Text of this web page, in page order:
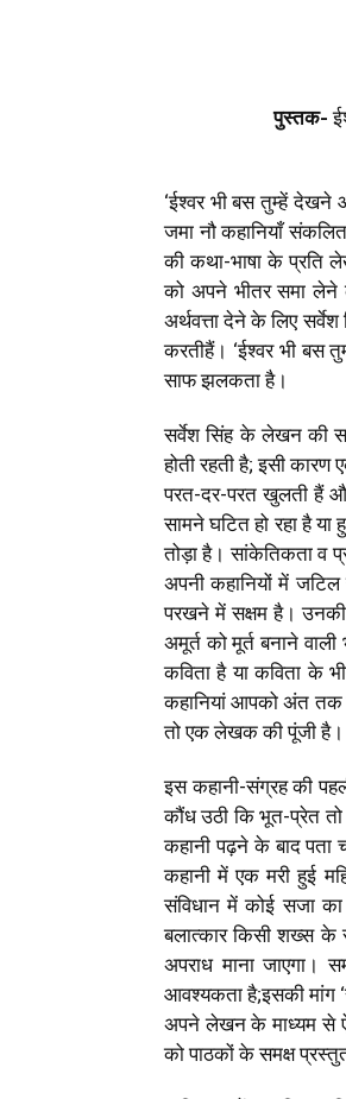
पुस्तक-
‘ईश्वर भी बस तुम्हें
जमा नौ कहानियाँ
की कथा-भाषा के प्रति
को अपने भीतर समा लेने
अर्थवत्ता देने के लिए
करतीहैं। ‘ईश्वर भी बस
साफ झलकता है।
सर्वेश सिंह के लेखन की
होती रहती है; इसी
परत-दर-परत खुलती हैं
सामने घटित हो रहा है या
तोड़ा है। सांकेतिकता व
अपनी कहानियों में
परखने में सक्षम है। उनकी
अमूर्त को मूर्त बनाने
कविता है या कविता के
कहानियां आपको अंत तक
तो एक लेखक की पूंजी है।
इस कहानी-संग्रह की
कौंध उठी कि भूत-प्रेत
कहानी पढ़ने के बाद
कहानी में एक मरी हुई
संविधान में कोई सजा का
बलात्कार किसी शख्स के
अपराध माना जाएगा।
आवश्यकता है;इसकी मांग
अपने लेखन के माध्यम से
को पाठकों के समक्ष